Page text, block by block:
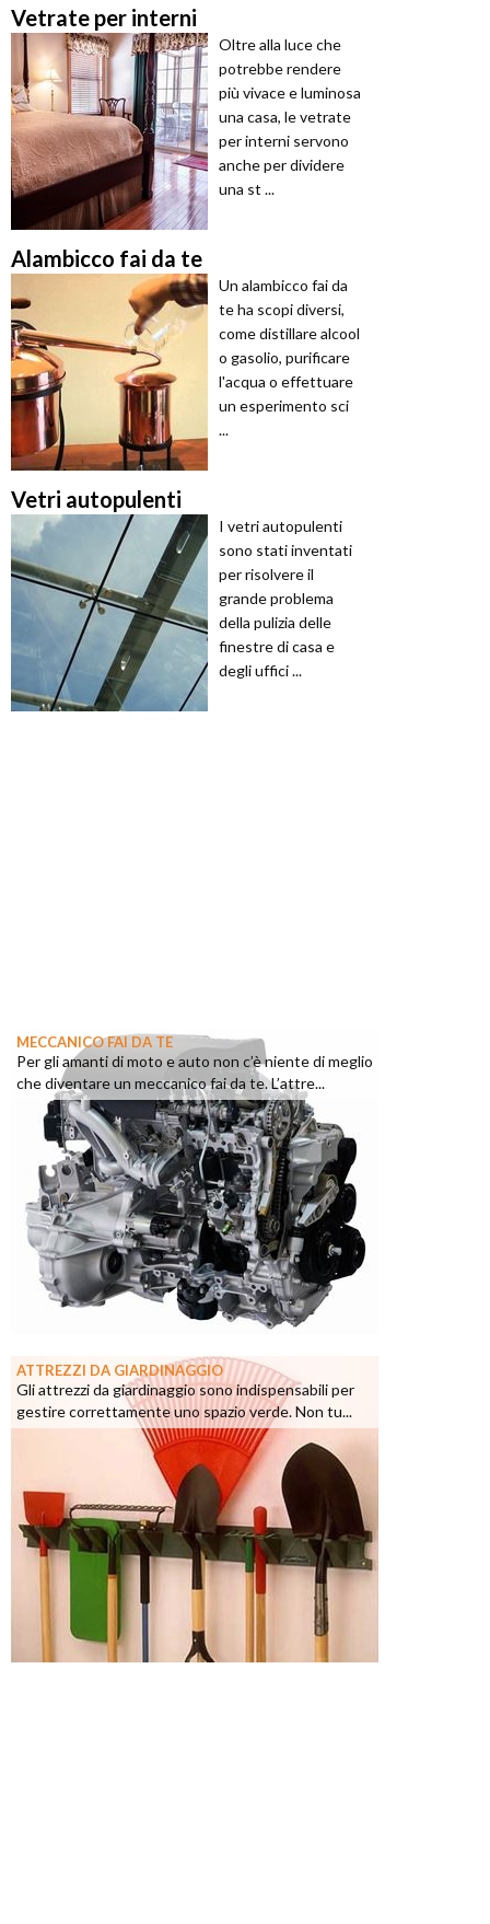
Vetrate per interni
Oltre alla luce che
potrebbe rendere
più vivace e luminosa
una casa, le vetrate
per interni servono
anche per dividere
una st ...
Alambicco fai da te
Un alambicco fai da
te ha scopi diversi,
come distillare alcool
o gasolio, purificare
l'acqua o effettuare
un esperimento sci
...
Vetri autopulenti
I vetri autopulenti
sono stati inventati
per risolvere il
grande problema
della pulizia delle
finestre di casa e
degli uffici ...
MECCANICO FAI DA TE
Per gli amanti di moto e auto non c’è niente di meglio
che diventare un meccanico fai da te. L’attre...
ATTREZZI DA GIARDINAGGIO
Gli attrezzi da giardinaggio sono indispensabili per
gestire correttamente uno spazio verde. Non tu...